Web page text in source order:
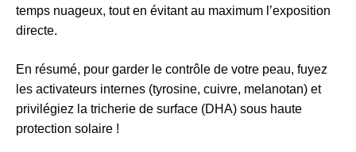
temps nuageux, tout en évitant au maximum l’exposition
directe.
En résumé, pour garder le contrôle de votre peau, fuyez
les activateurs internes (tyrosine, cuivre, melanotan) et
privilégiez la tricherie de surface (DHA) sous haute
protection solaire !